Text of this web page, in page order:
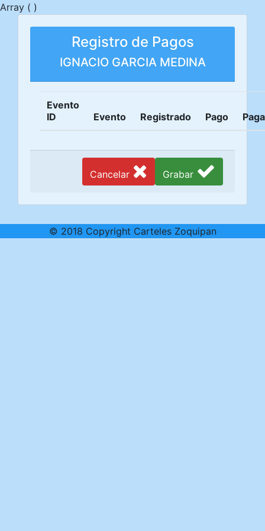
Array ( )
Registro de Pagos
IGNACIO GARCIA MEDINA
Evento
ID
Evento Registrado Pago
Grabar
Cancelar
© 2018 Copyright Carteles Zoquipan